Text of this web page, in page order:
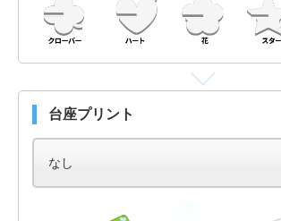
台座プリント